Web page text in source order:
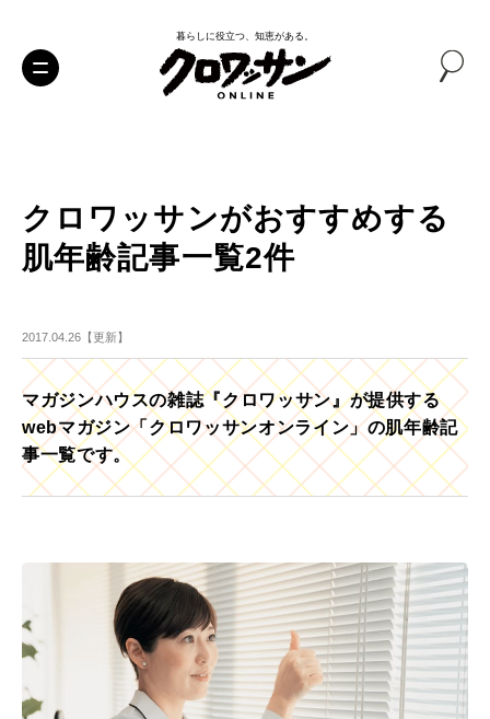
暮らしに役立つ、知恵がある。
クロワッサンがおすすめする
肌年齢記事一覧2件
2017.04.26【更新】
マガジンハウスの雑誌『クロワッサン』が提供する
webマガジン「クロワッサンオンライン」の肌年齢記
事一覧です。